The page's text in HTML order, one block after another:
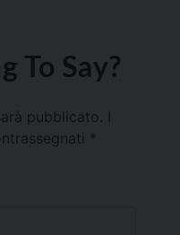
To Say?
pubblicato.
*